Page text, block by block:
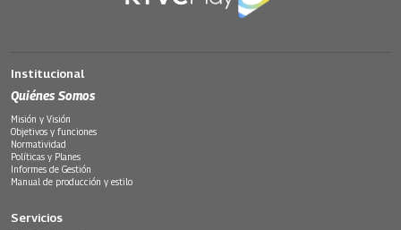
Institucional
Quiénes Somos
Misión y Visión
Objetivos y funciones
Normatividad
Políticas y Planes
Informes de Gestión
Manual de producción y estilo
Servicios